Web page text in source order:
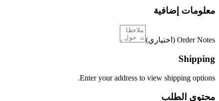
معلومات إضافية
Order Notes (اختياري)
Shipping
Enter your address to view shipping options.
محتوى الطلب